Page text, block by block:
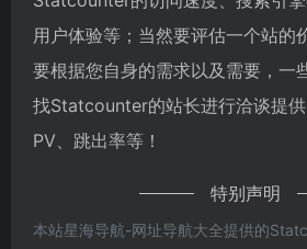
用户体验等；当然要评估一个站的
要根据您自身的需求以及需要，一
找Statcounter的站长进行洽谈提供
PV、跳出率等！
特别声明
本站星海导航-网址导航大全提供的